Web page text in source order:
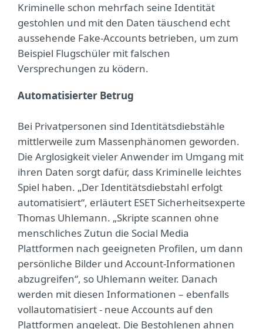
Kriminelle schon mehrfach seine Identität
gestohlen und mit den Daten täuschend echt
aussehende Fake-Accounts betrieben, um zum
Beispiel Flugschüler mit falschen
Versprechungen zu ködern.
Automatisierter Betrug
Bei Privatpersonen sind Identitätsdiebstähle
mittlerweile zum Massenphänomen geworden.
Die Arglosigkeit vieler Anwender im Umgang mit
ihren Daten sorgt dafür, dass Kriminelle leichtes
Spiel haben. „Der Identitätsdiebstahl erfolgt
automatisiert“, erläutert ESET Sicherheitsexperte
Thomas Uhlemann. „Skripte scannen ohne
menschliches Zutun die Social Media
Plattformen nach geeigneten Profilen, um dann
persönliche Bilder und Account-Informationen
abzugreifen“, so Uhlemann weiter. Danach
werden mit diesen Informationen – ebenfalls
vollautomatisiert - neue Accounts auf den
Plattformen angelegt. Die Bestohlenen ahnen